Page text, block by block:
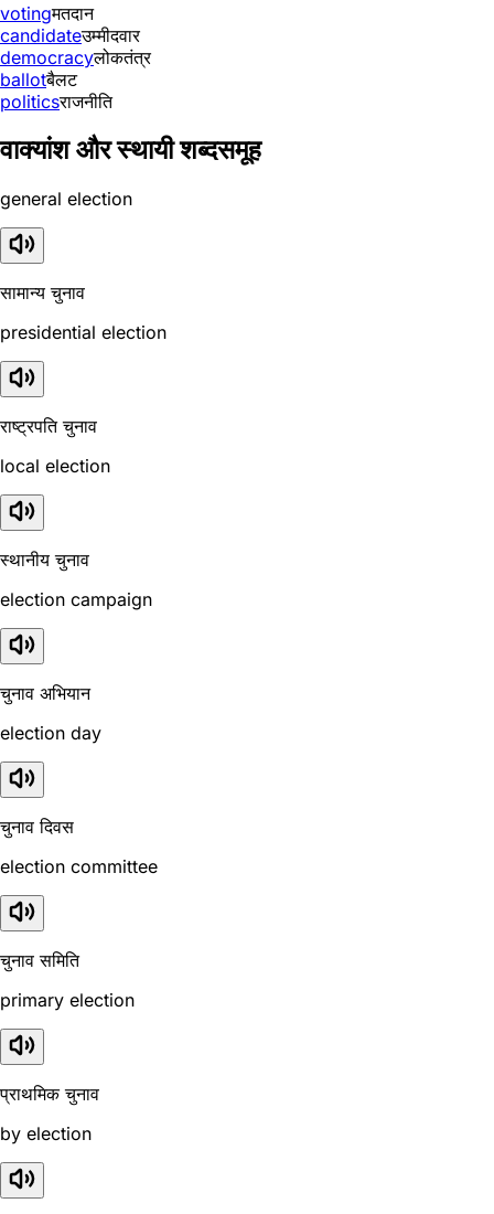
votingमतदान
candidateउम्मीदवार
democracyलोकतंत्र
ballotबैलट
politicsराजनीति
वाक्यांश और स्थायी शब्दसमूह
general election
सामान्य चुनाव
presidential election
राष्ट्रपति चुनाव
local election
स्थानीय चुनाव
election campaign
चुनाव अभियान
election day
चुनाव दिवस
election committee
चुनाव समिति
primary election
प्राथमिक चुनाव
by election